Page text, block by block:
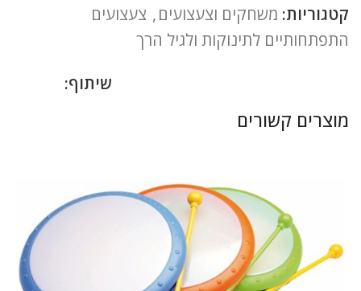
קטגוריות: משחקים וצעצועים, צעצועים
התפתחותיים לתינוקות ולגיל הרך
שיתוף:
מוצרים קשורים